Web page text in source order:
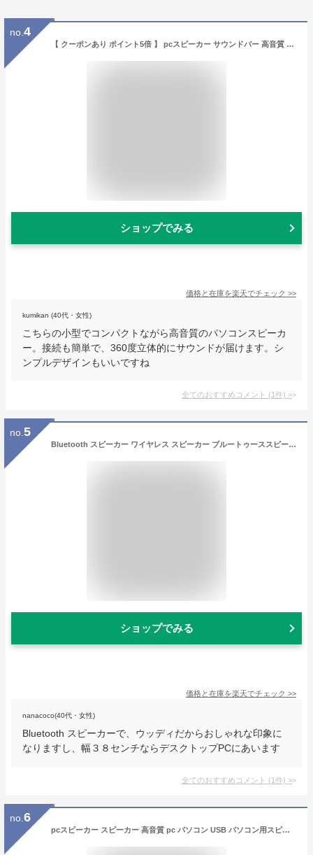
no. 4
【 クーポンあり ポイント5倍 】 pcスピーカー サウンドバー 高音質 usb 有線 スピーカー パソコンスピーカー ステレオ 大音量 小型 コンパクト オシャレ【楽天ランキング1位】 メードバイウォーキング クリスマス
ショップでみる
価格と在庫を楽天でチェック >>
kumikan (40代・女性)
こちらの小型でコンパクトながら高音質のパソコンスピーカ
ー。接続も簡単で、360度立体的にサウンドが届けます。シ
ンプルデザインもいいですね
全てのおすすめコメント (1件) >
no. 5
Bluetooth スピーカー ワイヤレス スピーカー ブルートゥーススピーカー ホームシアター ワイヤレス ウッドスピーカー 木製 木目 12W 2.0ch テレビ TV/PC対応 Soundbar Speaker シアターバー USB AUX TFカード Micro iPhone Android タブレット 旅行 ドライブ アウトドア 2色
ショップでみる
価格と在庫を楽天でチェック >>
nanacoco(40代・女性)
Bluetooth スピーカーで、ウッディだからおしゃれな印象に
なりますし、幅３８センチならデスクトップPCにあいます
全てのおすすめコメント (1件) >
no. 6
pcスピーカー スピーカー 高音質 pc パソコン USB パソコン用スピーカー テレビ speaker ダブルスピーカー サラウンドサウンド 【送料無料】